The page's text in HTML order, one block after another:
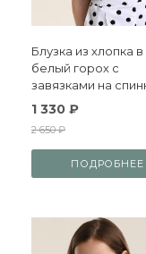
Блузка из хлопка в
белый горох с
завязками на
1 330 ₽
2 650 ₽
ПОДРОБНЕЕ